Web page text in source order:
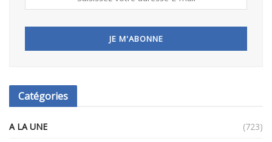
Catégories
A LA UNE
(723)